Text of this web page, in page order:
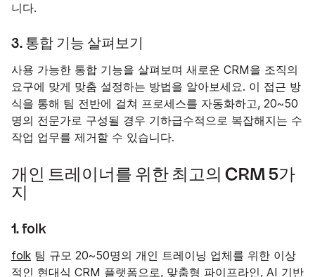
니다.
3. 통합 기능 살펴보기
사용 가능한 통합 기능을 살펴보며 새로운 CRM을 조직의
요구에 맞게 맞춤 설정하는 방법을 알아보세요. 이 접근 방
식을 통해 팀 전반에 걸쳐 프로세스를 자동화하고, 20~50
명의 전문가로 구성될 경우 기하급수적으로 복잡해지는 수
작업 업무를 제거할 수 있습니다.
개인 트레이너를 위한 최고의 CRM 5가
지
1. folk
folk 팀 규모 20~50명의 개인 트레이닝 업체를 위한 이상
적인 현대식 CRM 플랫폼으로, 맞춤형 파이프라인, AI 기반